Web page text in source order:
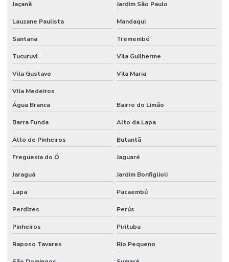
Jaçanã Jardim São Paulo
Lauzane Paulista Mandaqui
Santana Tremembé
Tucuruvi Vila Guilherme
Vila Gustavo Vila Maria
Vila Medeiros
Água Branca
Bairro do Limão
Barra Funda Alto da Lapa
Alto de Pinheiros Butantã
Freguesia do Ó Jaguaré
Jaraguá Jardim Bonfiglioli
Lapa Pacaembú
Perdizes Perús
Pinheiros Pirituba
Raposo Tavares Rio Pequeno